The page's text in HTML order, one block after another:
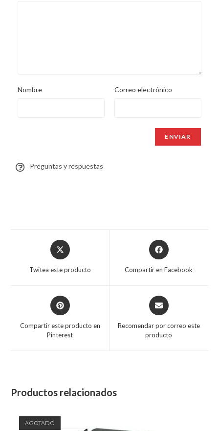
Nombre Correo electrónico
Preguntas y respuestas
Twitea este producto Compartir en Facebook
Compartir este producto en
Pinterest
Recomendar por correo este
producto
Productos relacionados
AGOTADO